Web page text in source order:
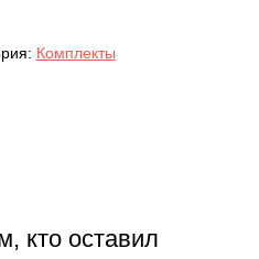
Комплекты
кто оставил